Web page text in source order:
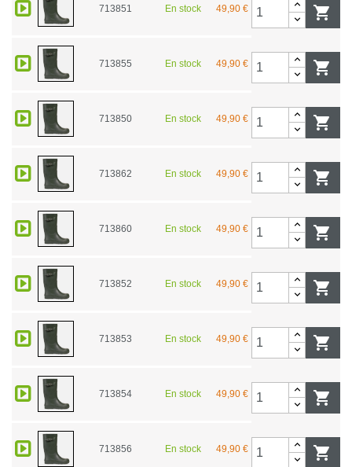
713851 En stock 49,90 € 
713855 En stock 49,90 € 
713850 En stock 49,90 € 
713862 En stock 49,90 € 
713860 En stock 49,90 € 
713852 En stock 49,90 € 
713853 En stock 49,90 € 
713854 En stock 49,90 € 
713856 En stock 49,90 € 